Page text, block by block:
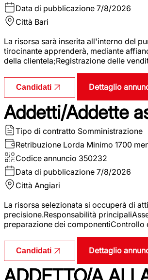
Data di pubblicazione 7/8/2026
Città Bari
La risorsa sarà inserita all'interno del
tirocinante apprenderà, mediante
della clientela;Registrazione delle
Candidati Dettaglio
Addetti/Addette
Tipo di contratto Somministrazione
Retribuzione Lorda Minimo 1700
Codice annuncio 350232
Data di pubblicazione 7/8/2026
Città Angiari
La risorsa selezionata si occuperà di
precisione.Responsabilità
preparazione dei
Candidati Dettaglio
ADDETTO/A